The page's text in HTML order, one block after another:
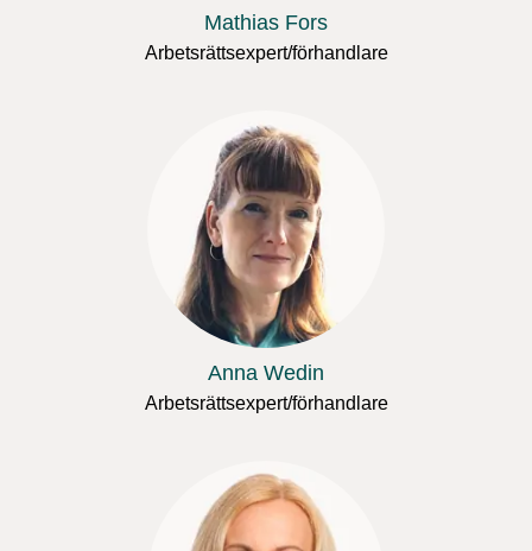
Mathias Fors
Arbetsrättsexpert/förhandlare
Anna Wedin
Arbetsrättsexpert/förhandlare